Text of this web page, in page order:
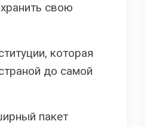
свою
которая
до самой
пакет